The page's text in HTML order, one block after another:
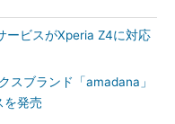
ービスがXperia Z4に対応
スブランド「amadana」
を発売